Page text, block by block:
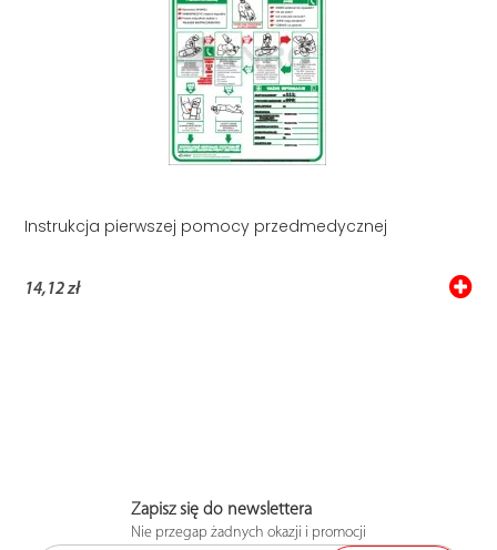
Instrukcja pierwszej pomocy przedmedycznej
14,12 zł
Zapisz się do newslettera
Nie przegap żadnych okazji i promocji